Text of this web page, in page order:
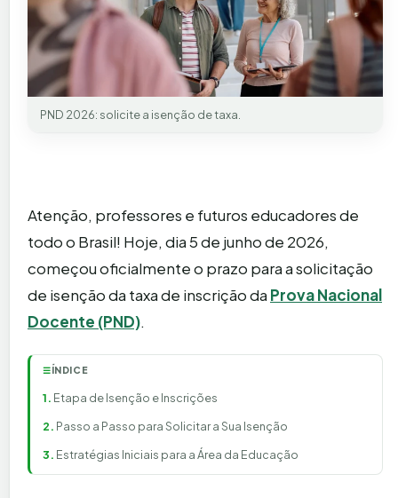
PND 2026: solicite a isenção de taxa.
Atenção, professores e futuros educadores de
todo o Brasil! Hoje, dia 5 de junho de 2026,
começou oficialmente o prazo para a solicitação
de isenção da taxa de inscrição da Prova Nacional
Docente (PND).
☰ÍNDICE
Etapa de Isenção e Inscrições
Passo a Passo para Solicitar a Sua Isenção
Estratégias Iniciais para a Área da Educação